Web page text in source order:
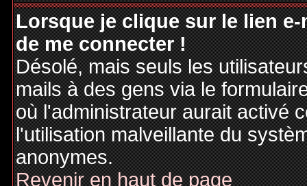
Lorsque je clique sur le lien
de me connecter !
Désolé, mais seuls les
mails à des gens via le
où l'administrateur aurait activé
l'utilisation malveillante du
anonymes.
Revenir en haut de page